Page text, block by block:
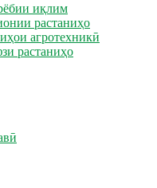
иқлим
растаниҳо
агротехникӣ
растаниҳо